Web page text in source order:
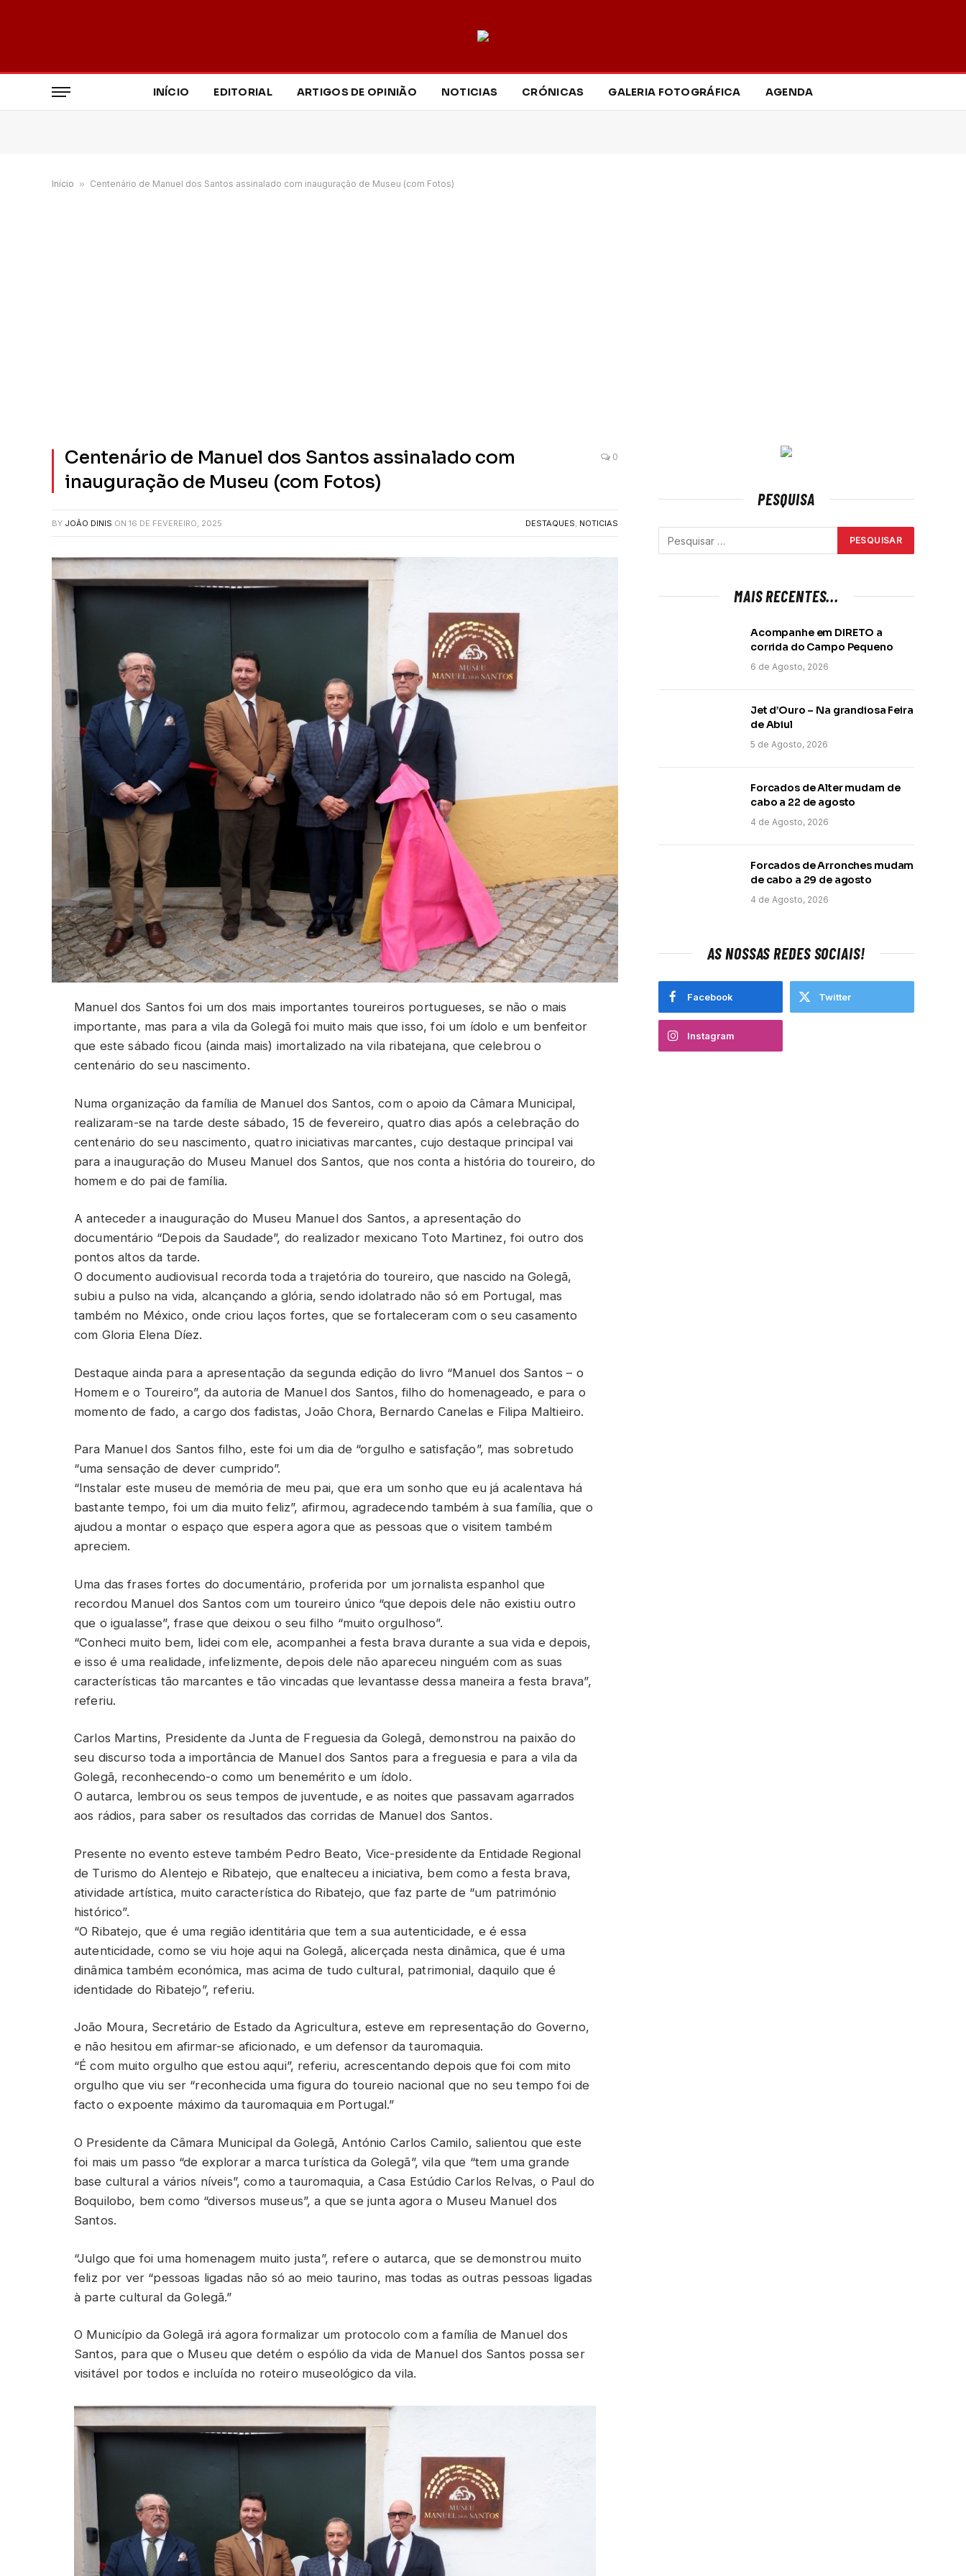
INÍCIO EDITORIAL ARTIGOS DE OPINIÃO NOTICIAS CRÓNICAS GALERIA FOTOGRÁFICA AGENDA
Início » Centenário de Manuel dos Santos assinalado com inauguração de Museu (com Fotos)
Centenário de Manuel dos Santos assinalado com
inauguração de Museu (com Fotos)
0
BY JOÃO DINIS ON 16 DE FEVEREIRO, 2025 DESTAQUES, NOTICIAS
Manuel dos Santos foi um dos mais importantes toureiros portugueses, se não o mais
importante, mas para a vila da Golegã foi muito mais que isso, foi um ídolo e um benfeitor
que este sábado ficou (ainda mais) imortalizado na vila ribatejana, que celebrou o
centenário do seu nascimento.
Numa organização da família de Manuel dos Santos, com o apoio da Câmara Municipal,
realizaram-se na tarde deste sábado, 15 de fevereiro, quatro dias após a celebração do
centenário do seu nascimento, quatro iniciativas marcantes, cujo destaque principal vai
para a inauguração do Museu Manuel dos Santos, que nos conta a história do toureiro, do
homem e do pai de família.
A anteceder a inauguração do Museu Manuel dos Santos, a apresentação do
documentário “Depois da Saudade”, do realizador mexicano Toto Martinez, foi outro dos
pontos altos da tarde.
O documento audiovisual recorda toda a trajetória do toureiro, que nascido na Golegã,
subiu a pulso na vida, alcançando a glória, sendo idolatrado não só em Portugal, mas
também no México, onde criou laços fortes, que se fortaleceram com o seu casamento
com Gloria Elena Díez.
Destaque ainda para a apresentação da segunda edição do livro “Manuel dos Santos – o
Homem e o Toureiro”, da autoria de Manuel dos Santos, filho do homenageado, e para o
momento de fado, a cargo dos fadistas, João Chora, Bernardo Canelas e Filipa Maltieiro.
Para Manuel dos Santos filho, este foi um dia de “orgulho e satisfação”, mas sobretudo
“uma sensação de dever cumprido”.
“Instalar este museu de memória de meu pai, que era um sonho que eu já acalentava há
bastante tempo, foi um dia muito feliz”, afirmou, agradecendo também à sua família, que o
ajudou a montar o espaço que espera agora que as pessoas que o visitem também
apreciem.
Uma das frases fortes do documentário, proferida por um jornalista espanhol que
recordou Manuel dos Santos com um toureiro único “que depois dele não existiu outro
que o igualasse”, frase que deixou o seu filho “muito orgulhoso”.
“Conheci muito bem, lidei com ele, acompanhei a festa brava durante a sua vida e depois,
e isso é uma realidade, infelizmente, depois dele não apareceu ninguém com as suas
características tão marcantes e tão vincadas que levantasse dessa maneira a festa brava”,
referiu.
Carlos Martins, Presidente da Junta de Freguesia da Golegã, demonstrou na paixão do
seu discurso toda a importância de Manuel dos Santos para a freguesia e para a vila da
Golegã, reconhecendo-o como um benemérito e um ídolo.
O autarca, lembrou os seus tempos de juventude, e as noites que passavam agarrados
aos rádios, para saber os resultados das corridas de Manuel dos Santos.
Presente no evento esteve também Pedro Beato, Vice-presidente da Entidade Regional
de Turismo do Alentejo e Ribatejo, que enalteceu a iniciativa, bem como a festa brava,
atividade artística, muito característica do Ribatejo, que faz parte de “um património
histórico”.
“O Ribatejo, que é uma região identitária que tem a sua autenticidade, e é essa
autenticidade, como se viu hoje aqui na Golegã, alicerçada nesta dinâmica, que é uma
dinâmica também económica, mas acima de tudo cultural, patrimonial, daquilo que é
identidade do Ribatejo”, referiu.
João Moura, Secretário de Estado da Agricultura, esteve em representação do Governo,
e não hesitou em afirmar-se aficionado, e um defensor da tauromaquia.
“É com muito orgulho que estou aqui”, referiu, acrescentando depois que foi com mito
orgulho que viu ser “reconhecida uma figura do toureio nacional que no seu tempo foi de
facto o expoente máximo da tauromaquia em Portugal.”
O Presidente da Câmara Municipal da Golegã, António Carlos Camilo, salientou que este
foi mais um passo “de explorar a marca turística da Golegã”, vila que “tem uma grande
base cultural a vários níveis”, como a tauromaquia, a Casa Estúdio Carlos Relvas, o Paul do
Boquilobo, bem como “diversos museus”, a que se junta agora o Museu Manuel dos
Santos.
“Julgo que foi uma homenagem muito justa”, refere o autarca, que se demonstrou muito
feliz por ver “pessoas ligadas não só ao meio taurino, mas todas as outras pessoas ligadas
à parte cultural da Golegã.”
O Município da Golegã irá agora formalizar um protocolo com a família de Manuel dos
Santos, para que o Museu que detém o espólio da vida de Manuel dos Santos possa ser
visitável por todos e incluída no roteiro museológico da vila.
PESQUISA
MAIS RECENTES...
Acompanhe em DIRETO a
corrida do Campo Pequeno
6 de Agosto, 2026
Jet d’Ouro – Na grandiosa Feira
de Abiul
5 de Agosto, 2026
Forcados de Alter mudam de
cabo a 22 de agosto
4 de Agosto, 2026
Forcados de Arronches mudam
de cabo a 29 de agosto
4 de Agosto, 2026
AS NOSSAS REDES SOCIAIS!
Facebook Twitter
Instagram